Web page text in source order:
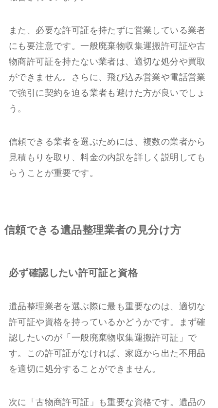
また、必要な許可証を持たずに営業している業者
にも要注意です。一般廃棄物収集運搬許可証や古
物商許可証を持たない業者は、適切な処分や買取
ができません。さらに、飛び込み営業や電話営業
で強引に契約を迫る業者も避けた方が良いでしょ
う。
信頼できる業者を選ぶためには、複数の業者から
見積もりを取り、料金の内訳を詳しく説明しても
らうことが重要です。
信頼できる遺品整理業者の見分け方
必ず確認したい許可証と資格
遺品整理業者を選ぶ際に最も重要なのは、適切な
許可証や資格を持っているかどうかです。まず確
認したいのが「一般廃棄物収集運搬許可証」で
す。この許可証がなければ、家庭から出た不用品
を適切に処分することができません。
次に「古物商許可証」も重要な資格です。遺品の